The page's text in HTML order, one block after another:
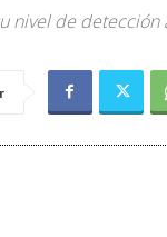
nivel de detección